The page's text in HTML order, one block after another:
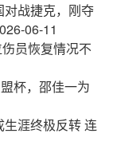
战捷克，刚夺
06-11
员恢复情况不
杯，邵佳一为
涯终极反转 连